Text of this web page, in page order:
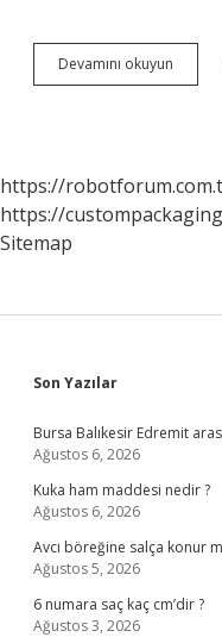
Devamını okuyun
Nakil
https://
https://
Sitemap
Sidebar
Son Yazılar
Bursa Balıkesir Edremit
Ağustos 6, 2026
Kuka ham maddesi nedir ?
Ağustos 6, 2026
Avcı böreğine salça konur
Ağustos 5, 2026
6 numara saç kaç cm’dir ?
Ağustos 3, 2026